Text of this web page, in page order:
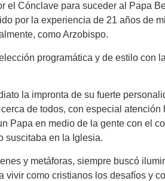
Cónclave para suceder al Papa
por la experiencia de 21 años de
como Arzobispo.
programática y de estilo con
la impronta de su fuerte
de todos, con especial
Papa en medio de la gente con el
suscitaba en la Iglesia.
y metáforas, siempre buscó
como cristianos los desafíos y